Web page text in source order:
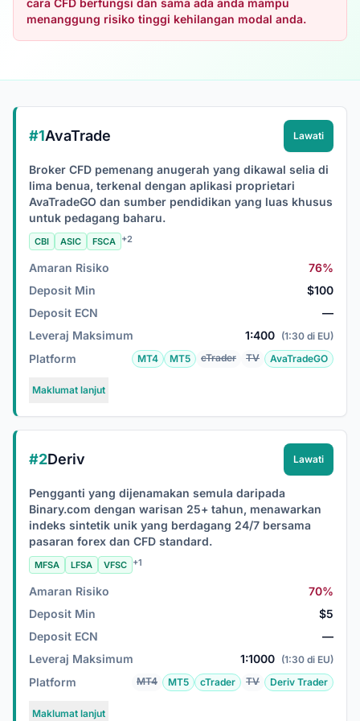
cara CFD berfungsi dan sama ada anda mampu
menanggung risiko tinggi kehilangan modal anda.
#1AvaTrade Lawati
Broker CFD pemenang anugerah yang dikawal selia di
lima benua, terkenal dengan aplikasi proprietari
AvaTradeGO dan sumber pendidikan yang luas khusus
untuk pedagang baharu.
CBI ASIC FSCA +2
Amaran Risiko
76%
Deposit Min
$100
Deposit ECN
—
Leveraj Maksimum
1:400 (1:30 di EU)
Platform MT4 MT5 cTrader TV AvaTradeGO
Maklumat lanjut
#2Deriv Lawati
Pengganti yang dijenamakan semula daripada
Binary.com dengan warisan 25+ tahun, menawarkan
indeks sintetik unik yang berdagang 24/7 bersama
pasaran forex dan CFD standard.
MFSA LFSA VFSC +1
Amaran Risiko
70%
Deposit Min
$5
Deposit ECN
—
Leveraj Maksimum
1:1000 (1:30 di EU)
Platform MT4 MT5 cTrader TV Deriv Trader
Maklumat lanjut